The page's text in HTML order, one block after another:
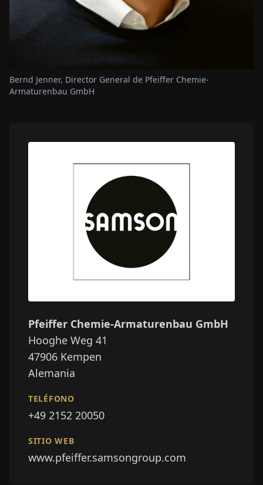
Bernd Jenner, Director General de Pfeiffer Chemie-
Armaturenbau GmbH
Pfeiffer Chemie-Armaturenbau GmbH
Hooghe Weg 41
47906 Kempen
Alemania
TELÉFONO
+49 2152 20050
SITIO WEB
www.pfeiffer.samsongroup.com